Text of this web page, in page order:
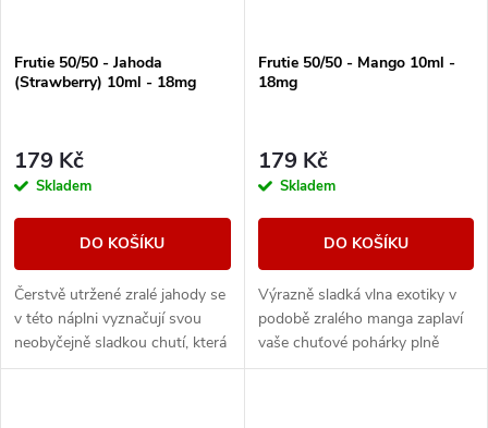
Frutie 50/50 - Jahoda
(Strawberry) 10ml - 18mg
179 Kč
Skladem
DO KOŠÍKU
Čerstvě utržené zralé jahody se
v této náplni vyznačují svou
neobyčejně sladkou chutí, která
vás nadchne a nebudete moci
Frutie 50/50 - Mango 10ml -
18mg
179 Kč
Skladem
DO KOŠÍKU
Výrazně sladká vlna exotiky v
podobě zralého manga zaplaví
vaše chuťové pohárky plně
ovocnou příchutí.